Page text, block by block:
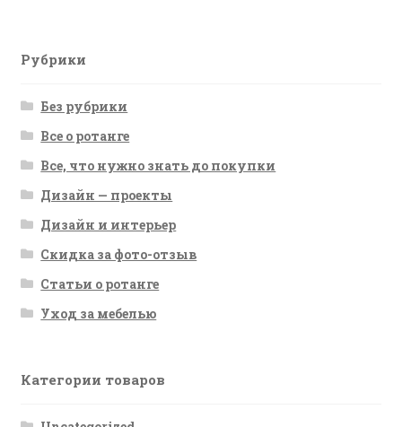
Рубрики
Без рубрики
Все о ротанге
Все, что нужно знать до покупки
Дизайн — проекты
Дизайн и интерьер
Скидка за фото-отзыв
Статьи о ротанге
Уход за мебелью
Категории товаров